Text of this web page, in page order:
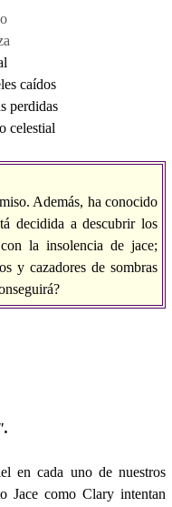
caídos
perdidas
celestial
Además, ha conocido
decidida a descubrir los
la insolencia de jace;
y cazadores de sombras
en cada uno de nuestros
Jace como Clary intentan